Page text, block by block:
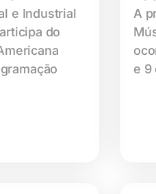
e Industrial
do
A
e 9